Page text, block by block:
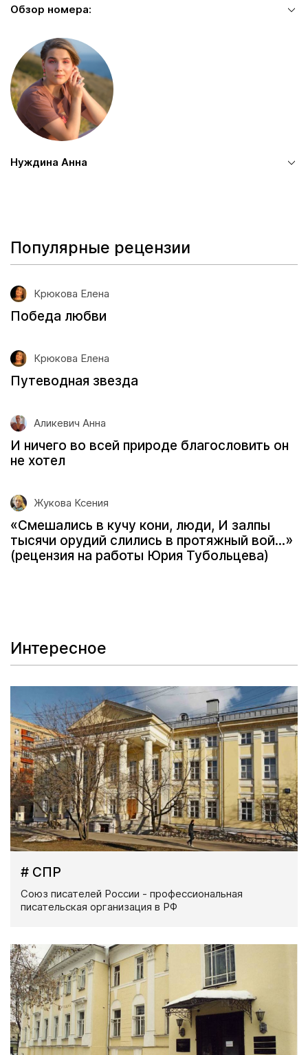
Обзор номера:
Нуждина Анна
Популярные рецензии
Крюкова Елена
Победа любви
Крюкова Елена
Путеводная звезда
Аликевич Анна
И ничего во всей природе благословить он
не хотел
Жукова Ксения
«Смешались в кучу кони, люди, И залпы
тысячи орудий слились в протяжный вой...»
(рецензия на работы Юрия Тубольцева)
Интересное
# СПР
Союз писателей России - профессиональная
писательская организация в РФ